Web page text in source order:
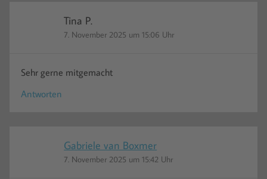
Tina P.
7. November 2025 um 15:06 Uhr
Sehr gerne mitgemacht
Antworten
Gabriele van Boxmer
7. November 2025 um 15:42 Uhr